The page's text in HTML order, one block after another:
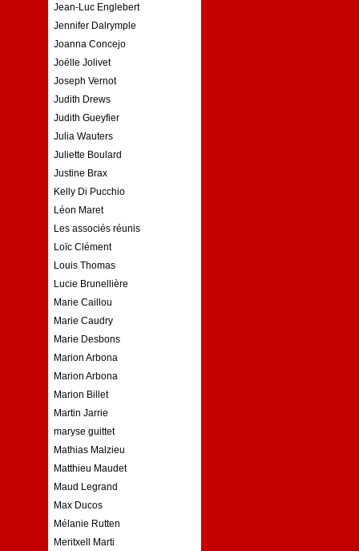
Jean-Luc Englebert
Jennifer Dalrymple
Joanna Concejo
Joëlle Jolivet
Joseph Vernot
Judith Drews
Judith Gueyfier
Julia Wauters
Juliette Boulard
Justine Brax
Kelly Di Pucchio
Léon Maret
Les associés réunis
Loïc Clément
Louis Thomas
Lucie Brunellière
Marie Caillou
Marie Caudry
Marie Desbons
Marion Arbona
Marion Arbona
Marion Billet
Martin Jarrie
maryse guittet
Mathias Malzieu
Matthieu Maudet
Maud Legrand
Max Ducos
Mélanie Rutten
Meritxell Marti